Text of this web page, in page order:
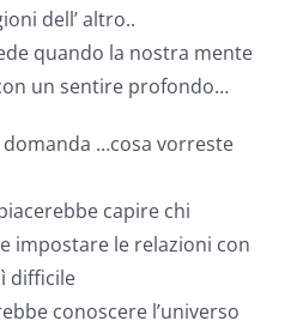
dell’ altro..
quando la nostra mente
un sentire profondo…
…cosa vorreste
capire chi
impostare le relazioni con
difficile
conoscere l’universo